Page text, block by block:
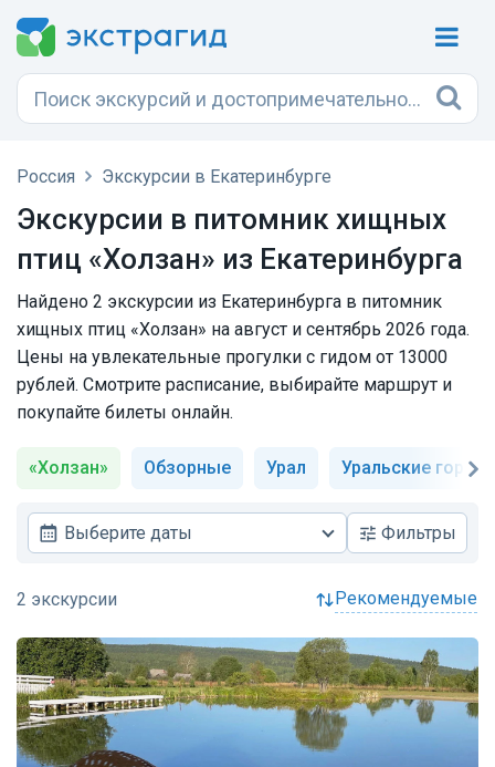
Россия Экскурсии в Екатеринбурге
Экскурсии в питомник хищных
птиц «Холзан» из Екатеринбурга
Найдено 2 экскурсии из Екатеринбурга в питомник
хищных птиц «Холзан» на август и сентябрь 2026 года.
Цены на увлекательные прогулки с гидом от 13000
рублей. Смотрите расписание, выбирайте маршрут и
покупайте билеты онлайн.
«Холзан» Обзорные Урал Уральские горы
Выберите даты Фильтры
рекомендуемые